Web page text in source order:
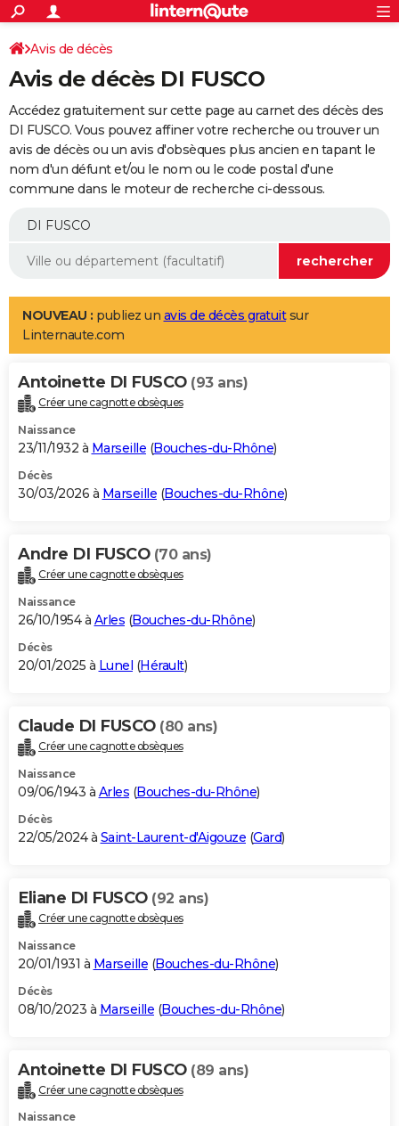
ACTUALITÉS
Politique
Société
Faits Divers
Education
Monde
Villes
+
SPORT
Coupe du monde 2026
Football
Tennis
Cyclisme
Rugby
Forum
Programme TV
TNT
Streaming
Cinéma
Sorties cinéma
Musique
+
FINANCE
Retraite
Epargne
Immobilier
Risques naturels par ville
Banque
Assurance
AUTO
Essais
Réserver un essai
Citadines
Berlines
SUV
Forum auto
+
Mobiles
Meilleur smartphone
Internet
Ordinateurs
Jeux vidéo
Guide high-tech
Aménagement intérieur
LIFESTYLE
Art de vivre
Bien-être
Loisirs
Mode
Modes de vie
Alimentation
Guide de la santé
Maladies
Médicaments
Sommeil
VOYAGE
Destinations
City break
Voyage nature
Voyage de noces
Forum
Climat
+PHOTO
GUIDES D'ACHAT
BONS PLANS
Carte de Noël
Carte Bonne année
Carte Saint-Valentin
Carte Pâques
Carte d'anniversaire
DICTIONNAIRE
Dictionnaire
Biographies
Citations
Expressions
Proverbes
PROGRAMME TV
S'inscrire
Se connecter
Lycées
Collèges
Primaires
Universités
Entreprises
Service militaire
Avis de recherche
AVIS DE DÉCÈS
Bricolage
Lifestyle
Culture
Sport
Auto
Television
Voyage
Cinema
Avis de décès
Avis de décès DI FUSCO
Accédez gratuitement sur cette page au carnet des décès des
DI FUSCO. Vous pouvez affiner votre recherche ou trouver un
avis de décès ou un avis d'obsèques plus ancien en tapant le
nom d'un défunt et/ou le nom ou le code postal d'une
commune dans le moteur de recherche ci-dessous.
NOUVEAU : publiez un avis de décès gratuitsur
Linternaute.com
Antoinette DI FUSCO (93 ans)
Créer une cagnotte obsèques
Naissance
23/11/1932 à Marseille (Bouches-du-Rhône)
Décès
30/03/2026 à Marseille (Bouches-du-Rhône)
Andre DI FUSCO (70 ans)
Créer une cagnotte obsèques
Naissance
26/10/1954 à Arles (Bouches-du-Rhône)
Décès
20/01/2025 à Lunel (Hérault)
Claude DI FUSCO (80 ans)
Créer une cagnotte obsèques
Naissance
09/06/1943 à Arles (Bouches-du-Rhône)
Décès
22/05/2024 à Saint-Laurent-d'Aigouze (Gard)
Eliane DI FUSCO (92 ans)
Créer une cagnotte obsèques
Naissance
20/01/1931 à Marseille (Bouches-du-Rhône)
Décès
08/10/2023 à Marseille (Bouches-du-Rhône)
Antoinette DI FUSCO (89 ans)
Créer une cagnotte obsèques
Naissance